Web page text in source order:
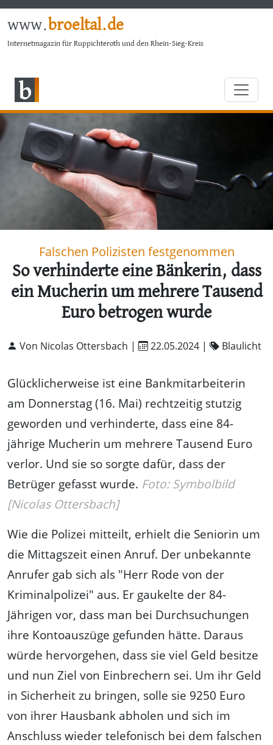
www.broeltal.de
Internetmagazin für Ruppichteroth und den Rhein-Sieg-Kreis
Falschen Polizisten festgenommen
So verhinderte eine Bänkerin, dass
ein Mucherin um mehrere Tausend
Euro betrogen wurde
Von Nicolas Ottersbach | 22.05.2024 | Blaulicht
Glücklicherweise ist eine Bankmitarbeiterin
am Donnerstag (16. Mai) rechtzeitig stutzig
geworden und verhinderte, dass eine 84-
jährige Mucherin um mehrere Tausend Euro
verlor. Und sie so sorgte dafür, dass der
Betrüger gefasst wurde. Foto: Symbolbild
[Nicolas Ottersbach]
Wie die Polizei mitteilt, erhielt die Seniorin um
die Mittagszeit einen Anruf. Der unbekannte
Anrufer gab sich als "Herr Rode von der
Kriminalpolizei" aus. Er gaukelte der 84-
Jährigen vor, dass man bei Durchsuchungen
ihre Kontoauszüge gefunden hätte. Daraus
würde hervorgehen, dass sie viel Geld besitze
und nun Ziel von Einbrechern sei. Um ihr Geld
in Sicherheit zu bringen, solle sie 9250 Euro
von ihrer Hausbank abholen und sich im
Anschluss wieder telefonisch bei dem falschen